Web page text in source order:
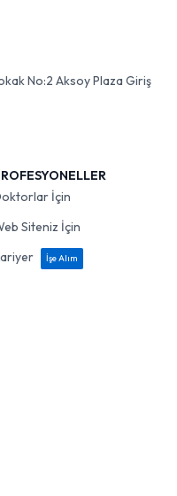
No:2 Aksoy Plaza Giriş
İçin
Siteniz İçin
İşe Alım